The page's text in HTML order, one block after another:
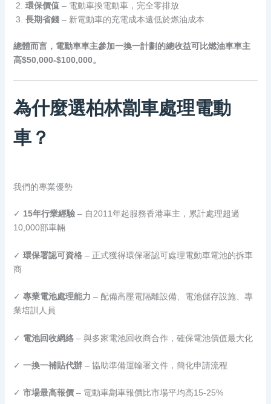
環保價值– 電動車換電動車，完全零排放
長期省錢– 新電動車的充電成本遠低於燃油成本
總體而言，電動車車主參加一換一計劃的總收益可比燃油車車主
高$50,000-$100,000。
為什麼選柏林劏車處理電動
車？
我們的專業優勢
✓ 15年行業經驗– 自2011年起服務香港車主，累計處理超過
10,000部車輛
✓ 環保署認可資格– 正式獲得環保署認可處理電動車電池的拆車
商
✓ 專業電池處理能力 – 配備高壓電隔離設備、電池儲存設施、專
業培訓人員
✓ 電池回收網絡– 與多家電池回收商合作，確保電池價值最大化
✓ 一換一補貼代辦– 協助準備運輸署文件，簡化申請流程
✓ 市場最高報價– 電動車劏車報價比市場平均高15-25%